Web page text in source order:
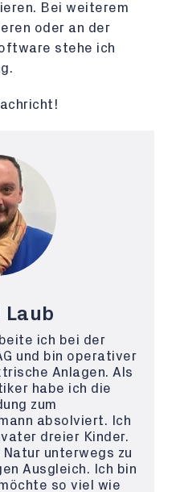
Bei weiterem
oder an der
stehe ich
Laub
ich bei der
und bin operativer
Anlagen. Als
habe ich die
zum
absolviert. Ich
dreier Kinder.
unterwegs zu
Ausgleich. Ich bin
so viel wie